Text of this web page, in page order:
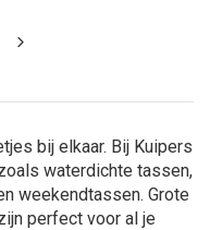
bij elkaar. Bij Kuipers
waterdichte tassen,
weekendtassen. Grote
perfect voor al je